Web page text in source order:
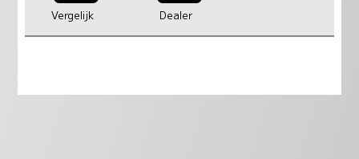
Vergelijk Dealer